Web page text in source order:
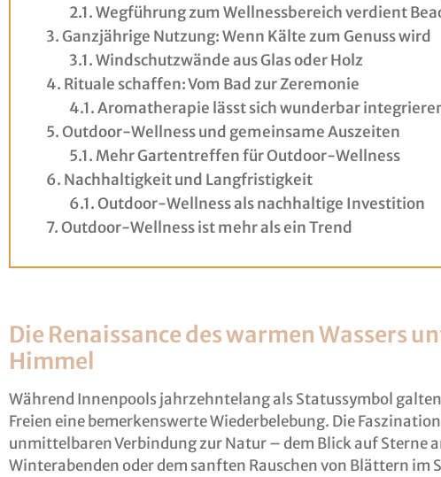
Wegführung zum Wellnessbereich verdient
Ganzjährige Nutzung: Wenn Kälte zum Genuss wird
Windschutzwände aus Glas oder Holz
Rituale schaffen: Vom Bad zur Zeremonie
Aromatherapie lässt sich wunderbar
Outdoor-Wellness und gemeinsame Auszeiten
Mehr Gartentreffen für Outdoor-Wellness
Nachhaltigkeit und Langfristigkeit
Outdoor-Wellness als nachhaltige Investition
Outdoor-Wellness ist mehr als ein Trend
Die Renaissance des warmen Wassers
Himmel
Während Innenpools jahrzehntelang als Statussymbol
Freien eine bemerkenswerte Wiederbelebung. Die
unmittelbaren Verbindung zur Natur – dem Blick auf Sterne
Winterabenden oder dem sanften Rauschen von Blättern im